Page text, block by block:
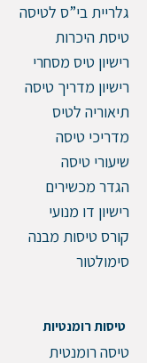
גלריית בי”ס לטיסה
טיסת היכרות
רישיון טיס מסחרי
רישיון מדריך טיסה
תיאוריה לטיס
מדריכי טיסה
שיעורי טיסה
הגדר מכשירים
רישיון דו מנועי
קורס טיסות מבנה
סימולטור
טיסות רומנטיות
טיסה רומנטית
הערות ושאלות